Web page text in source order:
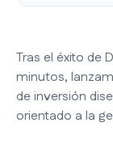
Tras el éxito de
minutos,
de inversión
orientado a la